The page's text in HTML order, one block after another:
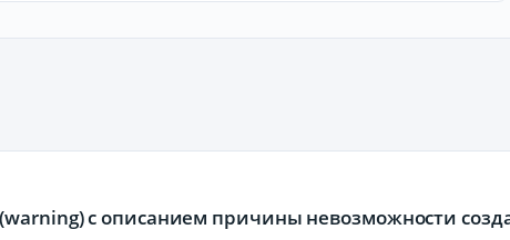
с описанием причины невозможности